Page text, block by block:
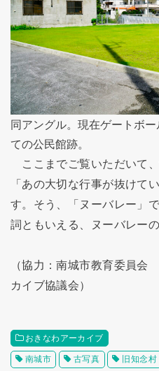
同アングル。現在ゲートボ
ての公民館跡。
ここまでご覧いただいて
「あの大切な行事が抜けて
す。そう、「ヌーバレー」
詞ともいえる、ヌーバレー
（協力：南城市教育委員
カイブ協議会）
おきなわアーカイブ
南城市 古写真 旧知念村